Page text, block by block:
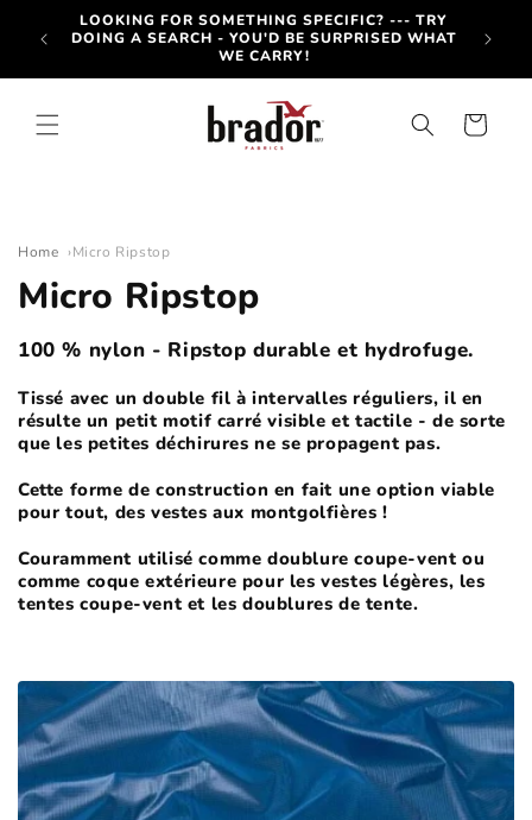
passer
au
LOOKING FOR SOMETHING SPECIFIC? --- TRY
DOING A SEARCH - YOU'D BE SURPRISED WHAT
WE CARRY!
Panier
Home Micro Ripstop
C
o
l
l
e
c
t
i
n
:
Micro Ripstop
100 % nylon - Ripstop durable et hydrofuge.
Tissé avec un double fil à intervalles réguliers, il en
résulte un petit motif carré visible et tactile - de sorte
que les petites déchirures ne se propagent pas.
Cette forme de construction en fait une option viable
pour tout, des vestes aux montgolfières !
Couramment utilisé comme doublure coupe-vent ou
comme coque extérieure pour les vestes légères, les
tentes coupe-vent et les doublures de tente.